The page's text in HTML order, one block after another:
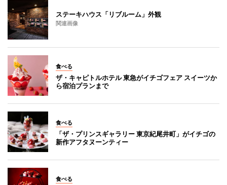
ステーキハウス「リブルーム」外観
関連画像
食べる
ザ・キャピトルホテル 東急がイチゴフェア スイーツか
ら宿泊プランまで
食べる
「ザ・プリンスギャラリー 東京紀尾井町」がイチゴの
新作アフタヌーンティー
食べる